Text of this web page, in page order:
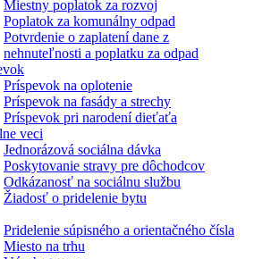
Miestny poplatok za rozvoj
Poplatok za komunálny odpad
Potvrdenie o zaplatení dane z
nehnuteľnosti a poplatku za odpad
Príspevok na oplotenie
Príspevok na fasády a strechy
Príspevok pri narodení dieťaťa
veci
Jednorázová sociálna dávka
Poskytovanie stravy pre dôchodcov
Odkázanosť na sociálnu službu
Žiadosť o pridelenie bytu
Pridelenie súpisného a orientačného čísla
Miesto na trhu